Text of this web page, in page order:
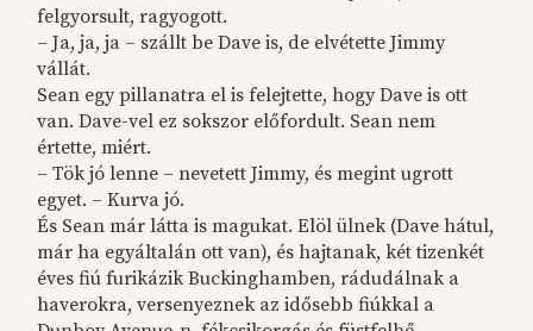
felgyorsult, ragyogott.
– Ja, ja, ja – szállt be Dave is, de elvétette Jimmy
vállát.
Sean egy pillanatra el is felejtette, hogy Dave is ott
van. Dave-vel ez sokszor előfordult. Sean nem
értette, miért.
– Tök jó lenne – nevetett Jimmy, és megint ugrott
egyet. – Kurva jó.
És Sean már látta is magukat. Elöl ülnek (Dave hátul,
már ha egyáltalán ott van), és hajtanak, két tizenkét
éves fiú furikázik Buckinghamben, rádudálnak a
haverokra, versenyeznek az idősebb fiúkkal a